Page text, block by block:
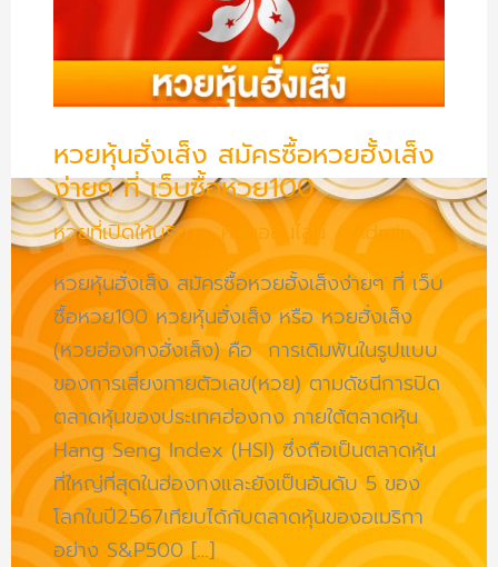
หวยหุ้นฮั่งเส็ง สมัครซื้อหวยฮั้งเส็ง
ง่ายๆ ที่ เว็บซื้อหวย100
หวยที่เปิดให้บริการ,หวยออนไลน์ / Admin
หวยหุ้นฮั่งเส็ง สมัครซื้อหวยฮั้งเส็งง่ายๆ ที่ เว็บ
ซื้อหวย100 หวยหุ้นฮั่งเส็ง หรือ หวยฮั่งเส็ง
(หวยฮ่องกงฮั่งเส็ง) คือ การเดิมพันในรูปแบบ
ของการเสี่ยงทายตัวเลข(หวย) ตามดัชนีการปิด
ตลาดหุ้นของประเทศฮ่องกง ภายใต้ตลาดหุ้น
Hang Seng Index (HSI) ซึ่งถือเป็นตลาดหุ้น
ที่ใหญ่ที่สุดในฮ่องกงและยังเป็นอันดับ 5 ของ
โลกในปี2567เทียบได้กับตลาดหุ้นของอเมริกา
อย่าง S&P500 […]
เส็ง
สมัคร
ซื้อ
หวย
ฮั้ง
เส็ง
ง่ายๆ
ที่
เว็บ
ซื้อ
หวย100